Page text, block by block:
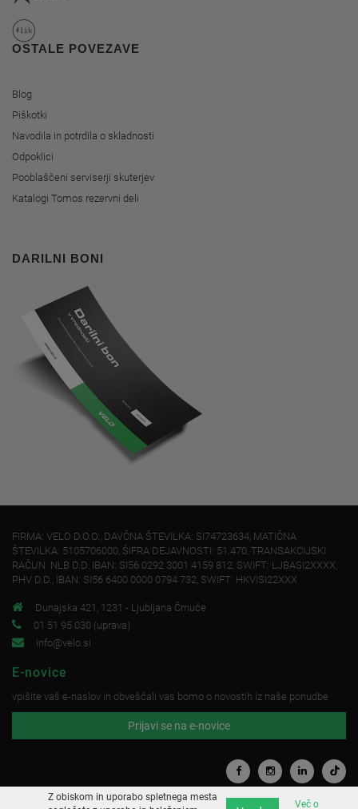
OSTALE POVEZAVE
Blog
Piškotki
Navodila in potrdila o skladnosti
Odpoklici
Pooblaščeni serviserji skuterjev
Katalogi Tomos rezervni deli
DARILNI BONI
FIRMA: VELO D.O.O., DAVČNA ŠTEVILKA: SI74723634, MATIČNA
ŠTEVILKA: 5105706000, ŠIFRA DEJAVNOSTI: 51.470, TRANSAKCIJSKI
RAČUN: NLB D.D. IBAN: SI56 0292 3001 4159 812, SWIFT: LJBASI2XXXX,
PHV D.D., IBAN: SI56 6400 0000 0794 732, SWIFT: HKVISI22XXX
Dunajska 421, 1231 - Ljubljana Črnuče
01 51 95 030 (uprava)
info@velo.si
E-novice
vpišite vaš e-naslov in obveščali vas bomo o novostih iz naše ponudbe
Prijavi se na e-novice
Z obiskom in uporabo spletnega mesta
Več o